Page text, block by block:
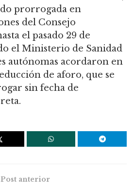
prorrogada en
del Consejo
el pasado 29 de
el Ministerio de Sanidad
autónomas acordaron en
de aforo, que se
sin fecha de
Post anterior